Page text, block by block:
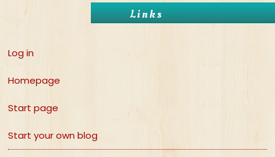
Links
Log in
Homepage
Start page
Start your own blog